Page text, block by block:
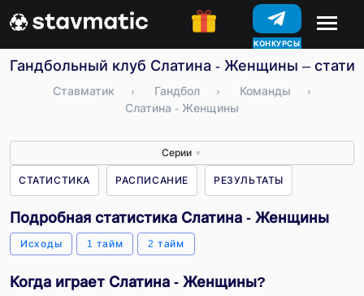
КОНКУРСЫ
Гандбольный клуб Слатина - Женщины –
Ставматик › Гандбол › Команды
›
Слатина - Женщины
Серии ▼
СТАТИСТИКА РАСПИСАНИЕ РЕЗУЛЬТАТЫ
Подробная статистика Слатина - Женщины
Исходы 1 тайм 2 тайм
Когда играет Слатина - Женщины?